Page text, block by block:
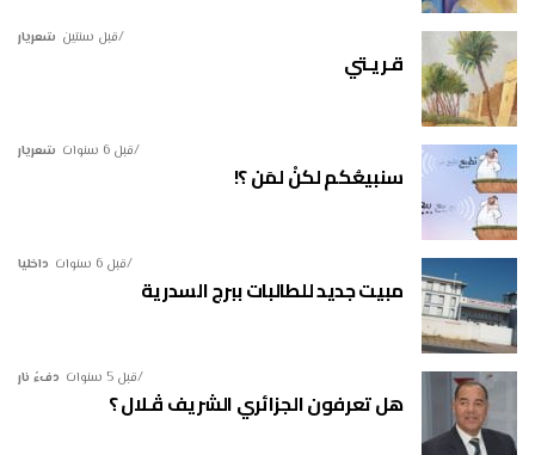
شعريار قبل سنتين
قـريـتي
شعريار قبل 6 سنوات
سنبيعُكم لكنْ لمَن ؟!
داخليا قبل 6 سنوات
مبيت جديد للطالبات ببرج السدرية
دفءُ نار قبل 5 سنوات
هل تعرفون الجزائري الشريف ڤـلال ؟